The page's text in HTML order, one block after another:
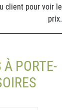
client pour voir le
prix.
PORTE-